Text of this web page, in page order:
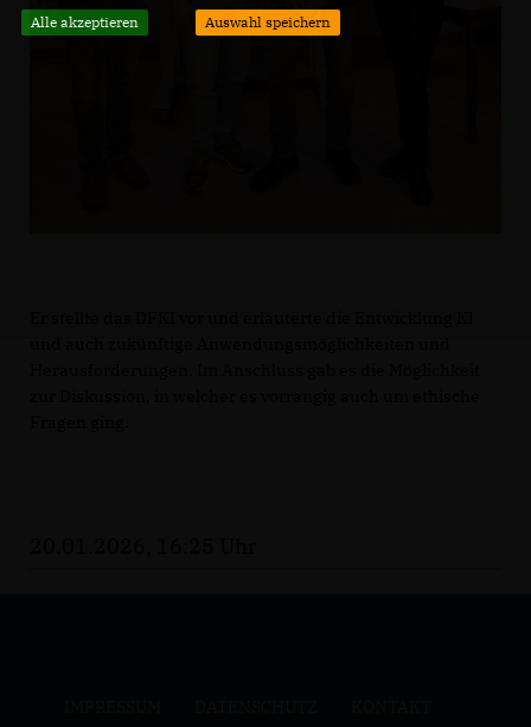
Alle akzeptieren Auswahl speichern